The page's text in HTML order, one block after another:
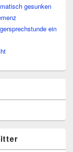
gesunken
ein